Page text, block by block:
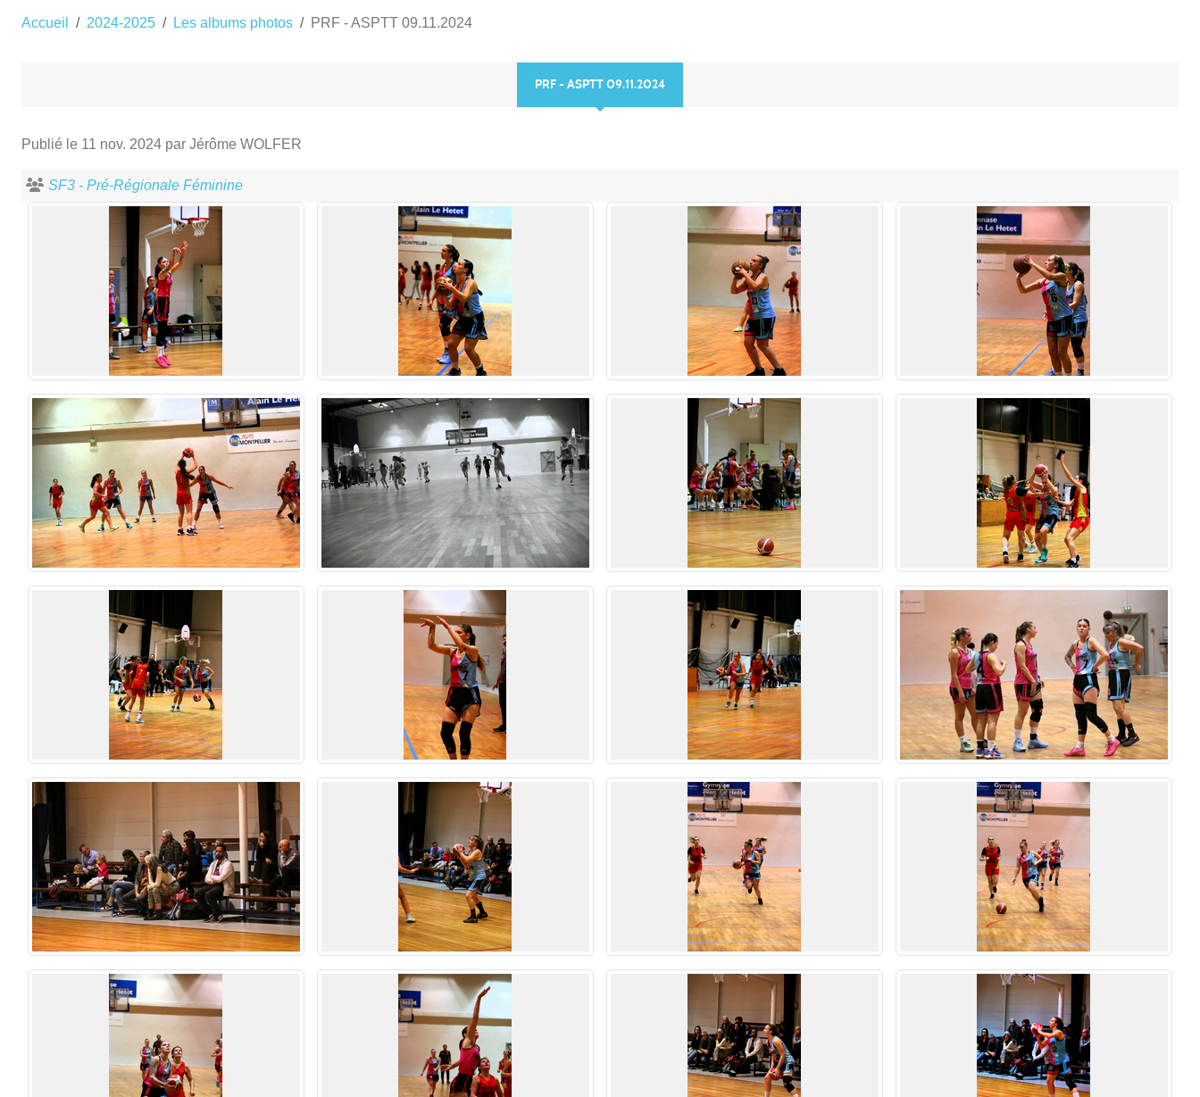
Accueil 2024-2025 Les albums photos PRF - ASPTT 09.11.2024
PRF - ASPTT 09.11.2024
Publié le 11 nov. 2024 par Jérôme WOLFER
SF3 - Pré-Régionale Féminine